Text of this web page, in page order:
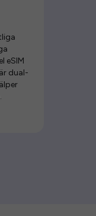
eSIM
dual-